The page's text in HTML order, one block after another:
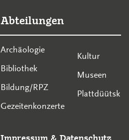
Abteilungen
Archäologie
Bibliothek
Bildung/RPZ
Gezeitenkonzerte
Kultur
Museen
Plattdüütsk
Impressum & Datenschutz